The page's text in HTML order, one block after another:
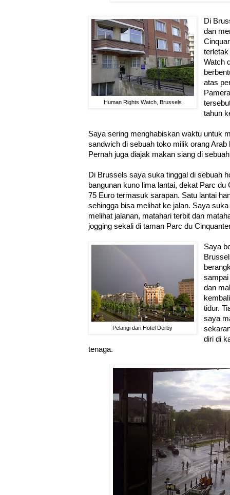
Human Rights Watch, Brussels
Di
dan
Watch
atas
tahun
Saya sering menghabiskan waktu untuk
sandwich di sebuah toko milik orang
Pernah juga diajak makan siang di
Di Brussels saya suka tinggal di sebuah
bangunan kuno lima lantai, dekat Parc
75 Euro termasuk sarapan. Satu lantai
sehingga bisa melihat ke jalan. Saya
melihat jalanan, matahari terbit dan
jogging sekali di taman Parc du
Pelangi dari Hotel Derby
Saya
sampai
dan
tidur.
saya
diri di
tenaga.